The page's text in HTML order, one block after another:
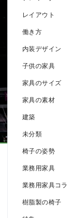
レイアウト
働き方
内装デザイン
子供の家具
家具のサイズ
家具の素材
建築
未分類
椅子の姿勢
業務用家具
業務用家具コ
樹脂製の椅子